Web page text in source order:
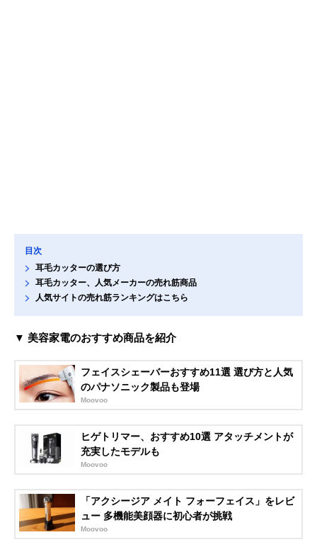
目次
耳毛カッターの選び方
耳毛カッター、人気メーカーの売れ筋商品
人気サイトの売れ筋ランキングはこちら
▼ 美容家電のおすすめ商品を紹介
フェイスシェーバーおすすめ11選 選び方と人気
のパナソニック製品も登場
Moovoo
ヒゲトリマー、おすすめ10選 アタッチメントが
充実したモデルも
Moovoo
「アクシージア メイト フォーフェイス」をレビ
ュー 多機能美顔器に初心者が挑戦
Moovoo